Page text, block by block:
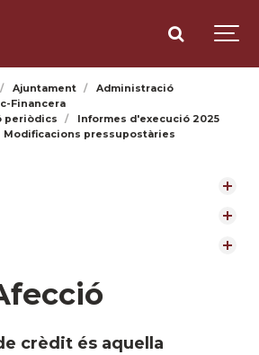
Ajuntament
Administració
Financera
periòdics
Informes d'execució 2025
Modificacions pressupostàries
crèdit és aquella